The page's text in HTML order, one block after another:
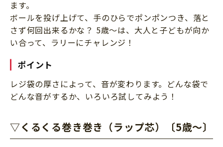
ます。
ボールを投げ上げて、手のひらでポンポンつき、落と
さず何回出来るかな？ 5歳～は、大人と子どもが向か
い合って、ラリーにチャレンジ！
ポイント
レジ袋の厚さによって、音が変わります。どんな袋で
どんな音がするか、いろいろ試してみよう！
▽くるくる巻き巻き（ラップ芯）〔5歳～〕